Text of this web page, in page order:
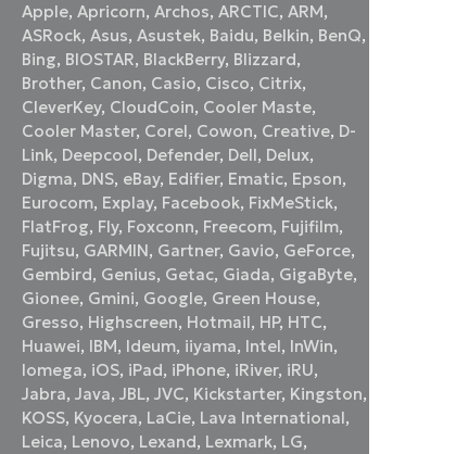
Apple,Apricorn,Archos,ARCTIC,ARM,
ASRock,Asus,Asustek, Baidu, Belkin, BenQ,
Bing, BIOSTAR, BlackBerry, Blizzard,
Brother, Canon, Casio, Cisco, Citrix,
CleverKey, CloudCoin, Cooler Maste,
Cooler Master, Corel, Cowon, Creative, D-
Link, Deepcool, Defender, Dell, Delux,
Digma, DNS, eBay, Edifier, Ematic, Epson,
Eurocom, Explay, Facebook, FixMeStick,
FlatFrog, Fly, Foxconn, Freecom, Fujifilm,
Fujitsu, GARMIN, Gartner, Gavio, GeForce,
Gembird, Genius, Getac, Giada, GigaByte,
Gionee, Gmini, Google, Green House,
Gresso, Highscreen, Hotmail, HP, HTC,
Huawei, IBM, Ideum, iiyama, Intel, InWin,
Iomega, iOS, iPad, iPhone, iRiver, iRU,
Jabra,Java,JBL,JVC, Kickstarter, Kingston,
KOSS, Kyocera, LaCie, Lava International,
Leica, Lenovo, Lexand, Lexmark, LG,